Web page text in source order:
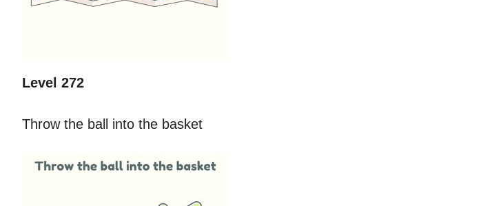
Level 272
Throw the ball into the basket